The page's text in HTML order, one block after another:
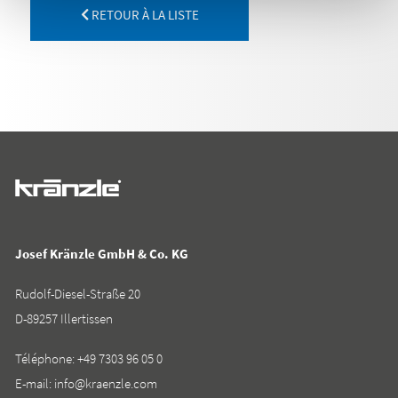
RETOUR À LA LISTE
Josef Kränzle GmbH & Co. KG
Rudolf-Diesel-Straße 20
D-89257 Illertissen
Téléphone:+49 7303 96 05 0
E-mail: info@kraenzle.com